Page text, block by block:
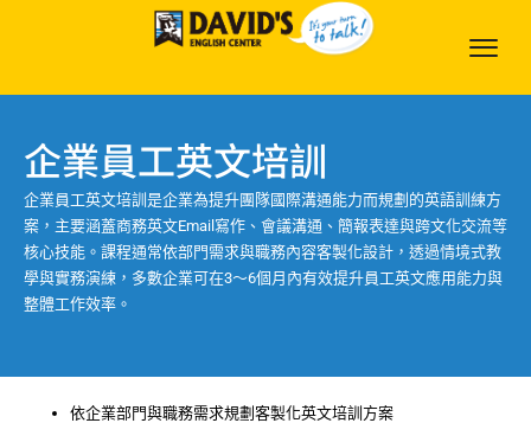
企業員工英文培訓
企業員工英文培訓是企業為提升團隊國際溝通能力而規劃的英語訓練方
案，主要涵蓋商務英文Email寫作、會議溝通、簡報表達與跨文化交流等
核心技能。課程通常依部門需求與職務內容客製化設計，透過情境式教
學與實務演練，多數企業可在3～6個月內有效提升員工英文應用能力與
整體工作效率。
依企業部門與職務需求規劃客製化英文培訓方案